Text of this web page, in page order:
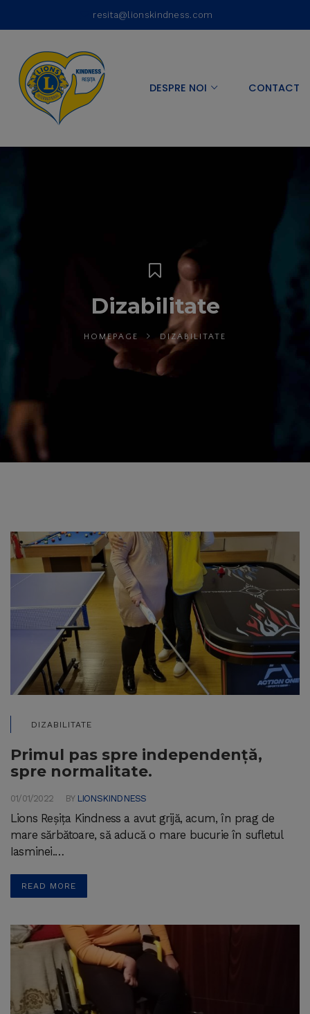
resita@lionskindness.com
DESPRE NOI CONTACT
Dizabilitate
HOMEPAGE DIZABILITATE
DIZABILITATE
Primul pas spre independență,
spre normalitate.
01/01/2022 BY LIONSKINDNESS
Lions Reșița Kindness a avut grijă, acum, în prag de
mare sărbătoare, să aducă o mare bucurie în sufletul
Iasminei.…
READ MORE